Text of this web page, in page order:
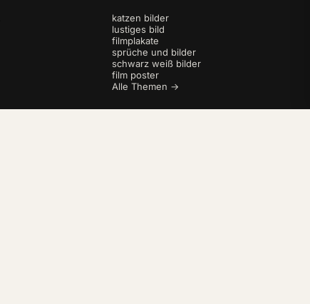
katzen bilder
lustiges bild
filmplakate
sprüche und bilder
schwarz weiß bilder
film poster
Alle Themen →